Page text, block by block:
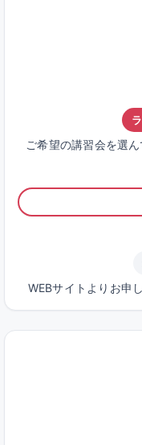
ご希望の講習会を選
WEBサイトよりお申